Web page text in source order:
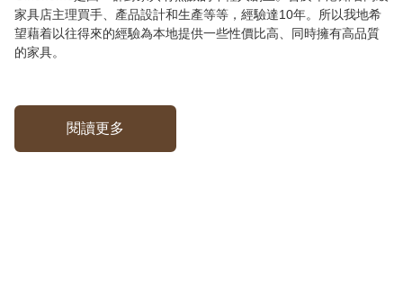
家具店主理買手、產品設計和生產等等，經驗達10年。所以我地希
望藉着以往得來的經驗為本地提供一些性價比高、同時擁有高品質
的家具。
閱讀更多